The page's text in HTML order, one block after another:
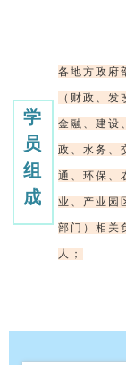
学
员
组
成
各地方政府
（财政、发
金融、建设
政、水务、
通、环保、
业、产业园
部门）相关
人；